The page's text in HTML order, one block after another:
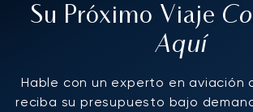
Su Próximo Viaje
Aquí
Hable con un experto en aviación
reciba su presupuesto bajo